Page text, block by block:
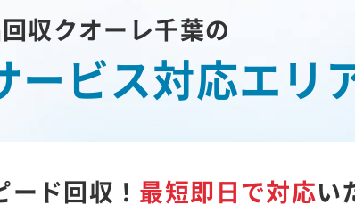
収クオーレ千葉の
ービス対応エリ
ード回収！ 最短即日で対応い